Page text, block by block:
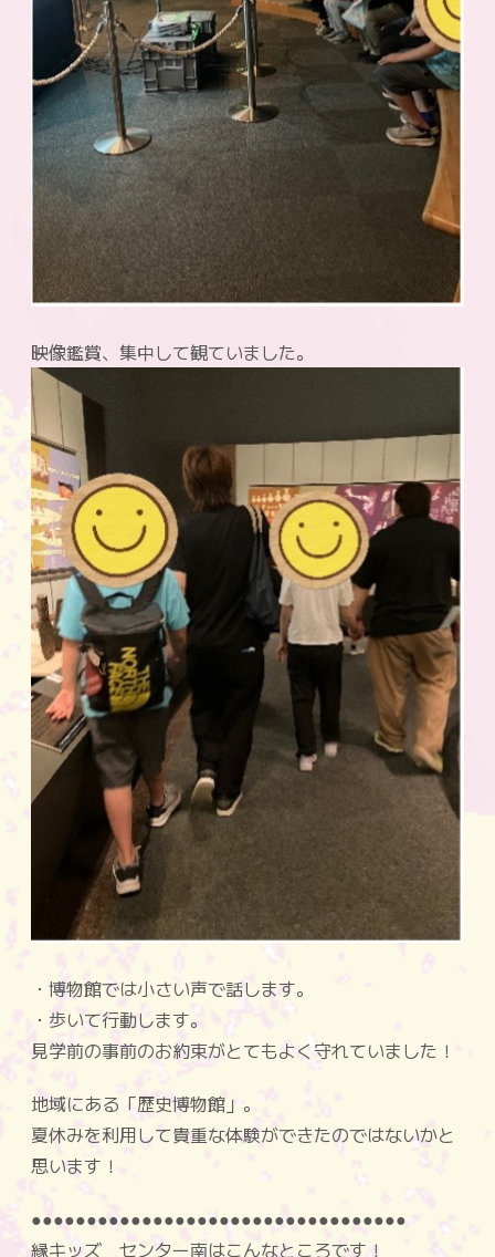
映像鑑賞、 集中して観ていました。
・博物館では小さい声で話します。
・歩いて行動します。
見学前の事前のお約束がとてもよく守れていました！
地域にある「歴史博物館」。
夏休みを利用して貴重な体験ができたのではないかと
思います！
●●●●●●●●●●●●●●●●●●●●●●●●●●●●●●●●●●
縁キッズ センター南はこんなところです！